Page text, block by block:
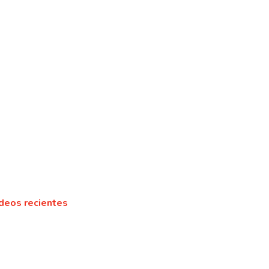
recientes